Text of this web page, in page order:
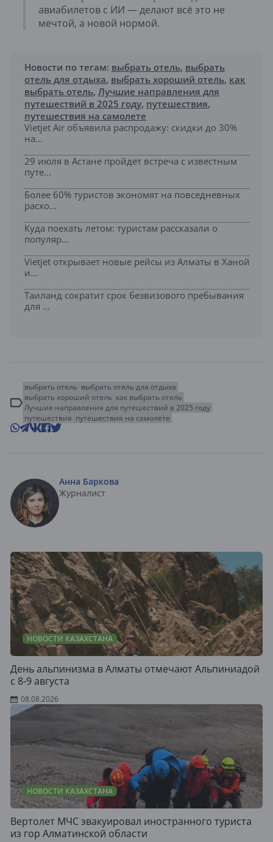
авиабилетов с ИИ — делают всё это не
мечтой, а новой нормой.
Новости по тегам: выбрать отель, выбрать
отель для отдыха, выбрать хороший отель, как
выбрать отель, Лучшие направления для
путешествий в 2025 году, путешествия,
путешествия на самолете
Vietjet Air объявила распродажу: скидки до 30%
на...
29 июля в Астане пройдет встреча с известным
путе...
Более 60% туристов экономят на повседневных
расхо...
Куда поехать летом: туристам рассказали о
популяр...
Vietjet открывает новые рейсы из Алматы в Ханой
и...
Таиланд сократит срок безвизового пребывания
для ...
выбрать отель выбрать отель для отдыха
выбрать хороший отель как выбрать отель
Лучшие направления для путешествий в 2025 году
путешествия путешествия на самолете
Анна Баркова
Журналист
НОВОСТИ КАЗАХСТАНА
День альпинизма в Алматы отмечают Альпиниадой
с 8-9 августа
08.08.2026
НОВОСТИ КАЗАХСТАНА
Вертолет МЧС эвакуировал иностранного туриста
из гор Алматинской области